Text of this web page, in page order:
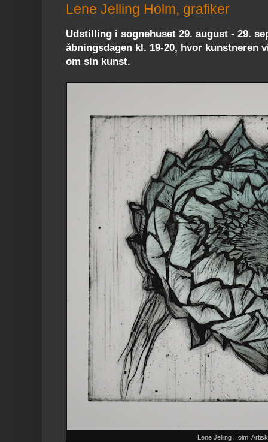
Lene Jelling Holm, grafiker
Udstilling i sognehuset 29. august - 29.
åbningsdagen kl. 19-20, hvor
om sin kunst.
Lene Jelling Holm: